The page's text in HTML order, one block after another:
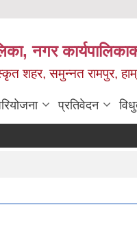
नगर
शहर, समुन्नत रामपुर,
प्रतिवेदन